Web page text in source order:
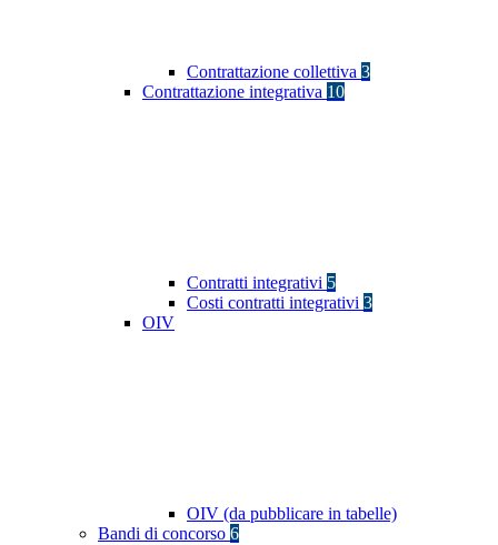
Contrattazione collettiva 3
Contrattazione integrativa 10
Contratti integrativi 5
Costi contratti integrativi 3
OIV
OIV (da pubblicare in tabelle)
Bandi di concorso 6